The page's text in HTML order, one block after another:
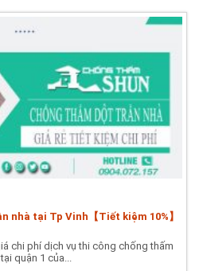
nhà tại Tp Vinh【Tiết kiệm 10%】
chi phí dịch vụ thi công chống thấm
quận 1 của...